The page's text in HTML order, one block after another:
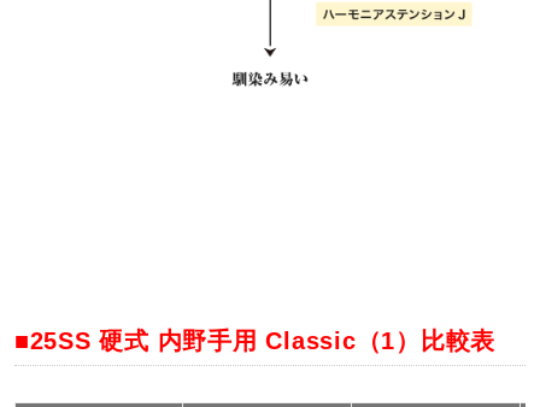
■25SS 硬式 内野手用 Classic（1）比較表